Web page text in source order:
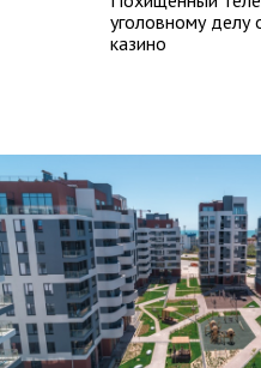
уголовному делу
казино